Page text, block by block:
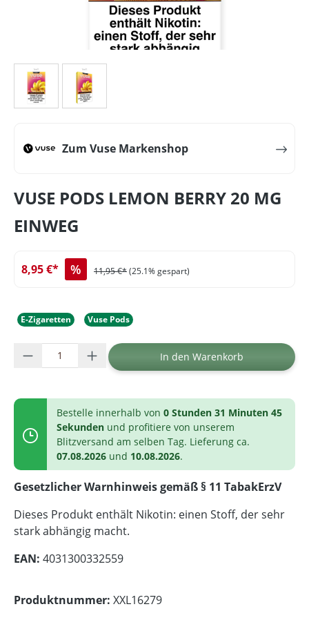
Zum Vuse Markenshop
VUSE PODS LEMON BERRY 20 MG
EINWEG
8,95 €* % 11,95 €*(25.1% gespart)
E-Zigaretten Vuse Pods
Produkt Anzahl: Gib den gewünschten
In den Warenkorb
Bestelle innerhalb von 0 Stunden 31 Minuten 45
Sekunden und profitiere von unserem
Blitzversand am selben Tag. Lieferung ca.
07.08.2026 und 10.08.2026.
Gesetzlicher Warnhinweis gemäß § 11 TabakErzV
Dieses Produkt enthält Nikotin: einen Stoff, der sehr
stark abhängig macht.
EAN: 4031300332559
Produktnummer: XXL16279